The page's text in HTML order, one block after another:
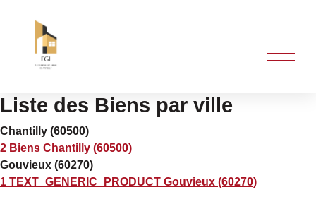
Liste des Biens par ville
Chantilly (60500)
2 Biens Chantilly (60500)
Gouvieux (60270)
1 TEXT_GENERIC_PRODUCT Gouvieux (60270)